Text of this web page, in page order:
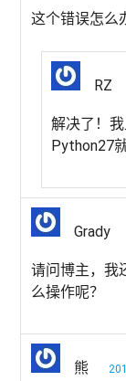
这个错误怎么
RZ
解决了！
Python27
Grady
请问博主，我
么操作呢？
熊